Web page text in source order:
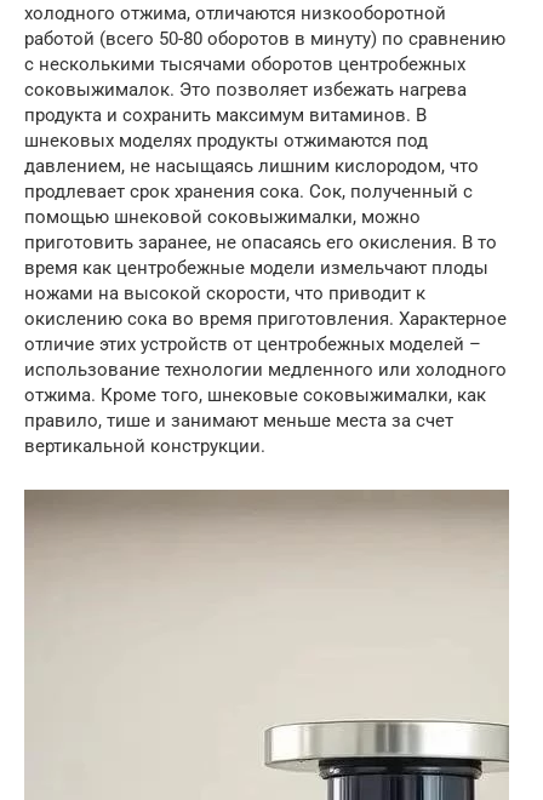
холодного отжима, отличаются низкооборотной
работой (всего 50-80 оборотов в минуту) по сравнению
с несколькими тысячами оборотов центробежных
соковыжималок. Это позволяет избежать нагрева
продукта и сохранить максимум витаминов. В
шнековых моделях продукты отжимаются под
давлением, не насыщаясь лишним кислородом, что
продлевает срок хранения сока. Сок, полученный с
помощью шнековой соковыжималки, можно
приготовить заранее, не опасаясь его окисления. В то
время как центробежные модели измельчают плоды
ножами на высокой скорости, что приводит к
окислению сока во время приготовления. Характерное
отличие этих устройств от центробежных моделей –
использование технологии медленного или холодного
отжима. Кроме того, шнековые соковыжималки, как
правило, тише и занимают меньше места за счет
вертикальной конструкции.